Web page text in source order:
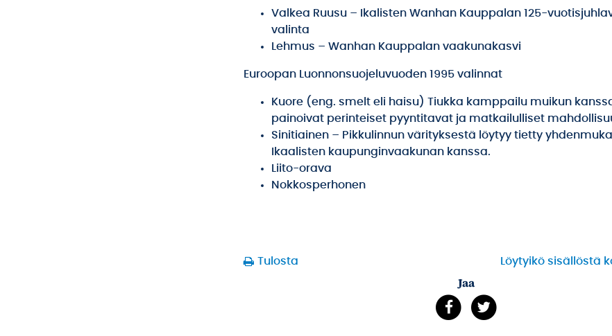
Valkea Ruusu – Ikalisten Wanhan Kauppalan 125-
valinta
Lehmus – Wanhan Kauppalan vaakunakasvi
Euroopan Luonnonsuojeluvuoden 1995 valinnat
Kuore (eng. smelt eli haisu) Tiukka kamppailu muikun
painoivat perinteiset pyyntitavat ja matkailulliset
Sinitiainen – Pikkulinnun värityksestä löytyy tietty
Ikaalisten kaupunginvaakunan kanssa.
Liito-orava
Nokkosperhonen
Tulosta Löytyikö sisällöstä
Jaa